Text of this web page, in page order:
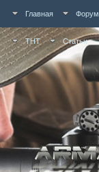
Главная Форум
ТНТ Статьи